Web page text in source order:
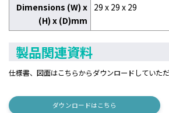
Dimensions (W) x
(H) x (D)mm
29 x 29 x 29
製品関連資料
仕様書、図面はこちらからダウンロードしていただ
ダウンロードはこちら